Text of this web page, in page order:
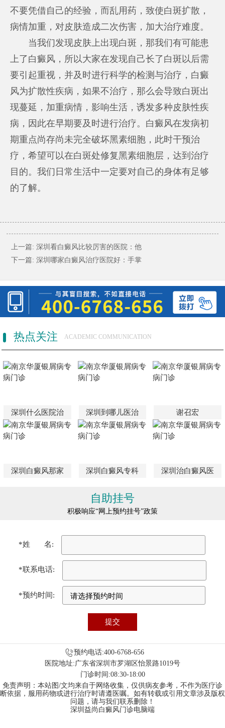
不要凭借自己的经验，而乱用药，致使白斑扩散，
病情加重，对皮肤造成二次伤害，加大治疗难度。
当我们发现皮肤上出现白斑，那我们有可能患
上了白癜风，所以大家在发现自己长了白斑以后需
要引起重视，并及时进行科学的检测与治疗，白癜
风为扩散性疾病，如果不治疗，那么会导致白斑出
现蔓延，加重病情，影响生活，诱发多种皮肤性疾
病，因此在早期要及时进行治疗。白癜风在发病初
期重点尚存尚未完全破坏黑素细胞，此时干预治
疗，希望可以在白斑处修复黑素细胞层，达到治疗
目的。我们日常生活中一定要对自己的身体有足够
的了解。
上一篇: 深圳看白癜风比较厉害的医院：他
下一篇: 深圳哪家白癜风治疗医院好：手掌
热点关注 ACADEMIC COMMUNICATION
深圳什么医院治 深圳到哪儿医治 谢召宏
深圳白癜风那家 深圳白癜风专科 深圳治白癜风医
自助挂号
积极响应“网上预约挂号”政策
*姓 名:
*联系电话:
*预约时间:
预约电话:400-6768-656
医院地址:广东省深圳市罗湖区怡景路1019号
门诊时间:08:30-18:00
免责声明：本站图/文均来自于网络收集，仅供病友参考，不作为医疗诊
断依据，服用药物或进行治疗时请遵医嘱。如有转载或引用文章涉及版权
问题，请与我们联系删除！
深圳益尚白癜风门诊电脑端